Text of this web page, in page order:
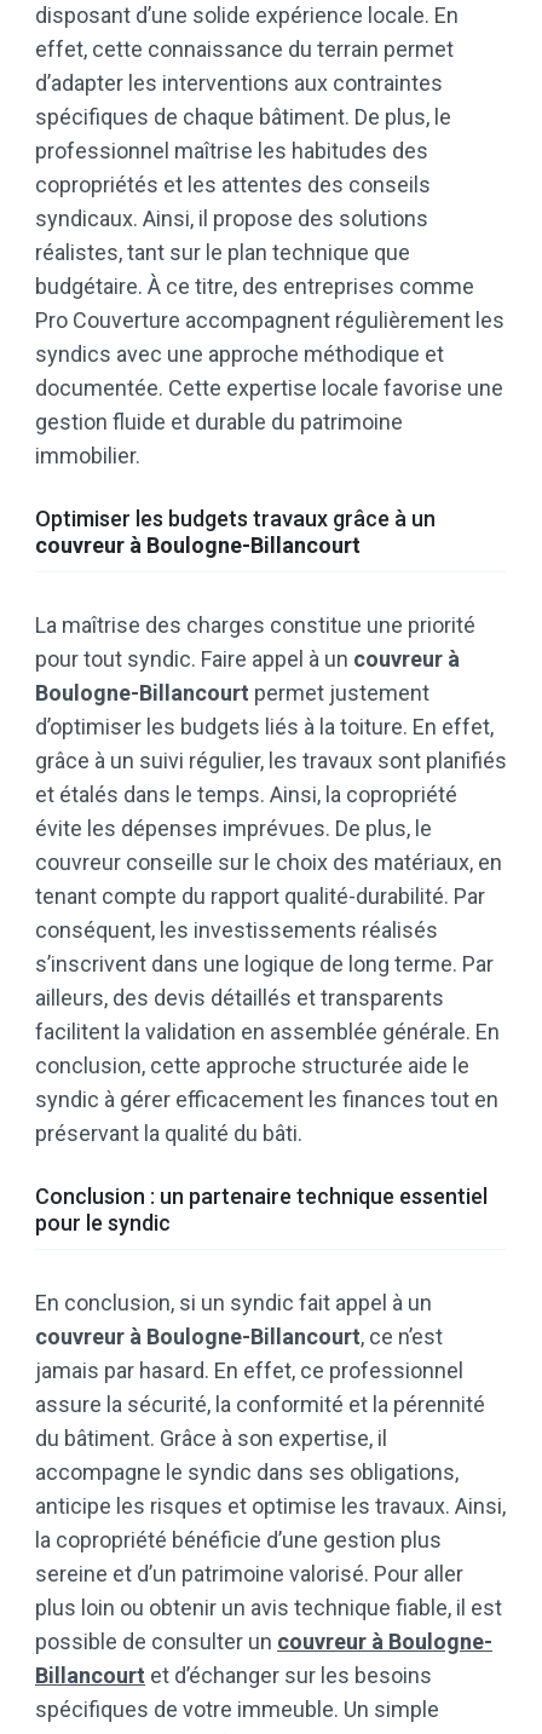
disposant d’une solide expérience locale. En
effet, cette connaissance du terrain permet
d’adapter les interventions aux contraintes
spécifiques de chaque bâtiment. De plus, le
professionnel maîtrise les habitudes des
copropriétés et les attentes des conseils
syndicaux. Ainsi, il propose des solutions
réalistes, tant sur le plan technique que
budgétaire. À ce titre, des entreprises comme
Pro Couverture accompagnent régulièrement les
syndics avec une approche méthodique et
documentée. Cette expertise locale favorise une
gestion fluide et durable du patrimoine
immobilier.
Optimiser les budgets travaux grâce à un
couvreur à Boulogne-Billancourt
La maîtrise des charges constitue une priorité
pour tout syndic. Faire appel à un couvreur à
Boulogne-Billancourt permet justement
d’optimiser les budgets liés à la toiture. En effet,
grâce à un suivi régulier, les travaux sont planifiés
et étalés dans le temps. Ainsi, la copropriété
évite les dépenses imprévues. De plus, le
couvreur conseille sur le choix des matériaux, en
tenant compte du rapport qualité-durabilité. Par
conséquent, les investissements réalisés
s’inscrivent dans une logique de long terme. Par
ailleurs, des devis détaillés et transparents
facilitent la validation en assemblée générale. En
conclusion, cette approche structurée aide le
syndic à gérer efficacement les finances tout en
préservant la qualité du bâti.
Conclusion : un partenaire technique essentiel
pour le syndic
En conclusion, si un syndic fait appel à un
couvreur à Boulogne-Billancourt, ce n’est
jamais par hasard. En effet, ce professionnel
assure la sécurité, la conformité et la pérennité
du bâtiment. Grâce à son expertise, il
accompagne le syndic dans ses obligations,
anticipe les risques et optimise les travaux. Ainsi,
la copropriété bénéficie d’une gestion plus
sereine et d’un patrimoine valorisé. Pour aller
plus loin ou obtenir un avis technique fiable, il est
possible de consulter un couvreur à Boulogne-
Billancourt et d’échanger sur les besoins
spécifiques de votre immeuble. Un simple